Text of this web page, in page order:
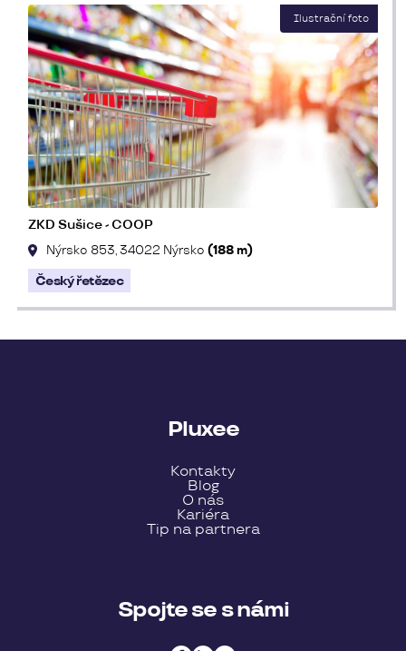
ZKD Sušice - COOP
Nýrsko 853, 34022 Nýrsko (188 m)
Český řetězec
Pluxee
Kontakty
Blog
O nás
Kariéra
Tip na partnera
Spojte se s námi